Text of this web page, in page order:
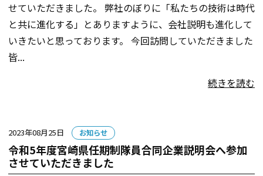
せていただきました。 弊社のぼりに「私たちの技術は時代
と共に進化する」とありますように、会社説明も進化して
いきたいと思っております。 今回訪問していただきました
皆...
続きを読む
2023年08月25日
カ
テ
ゴ
リー:
お知らせ
令和5年度宮崎県任期制隊員合同企業説明会へ参加
させていただきました